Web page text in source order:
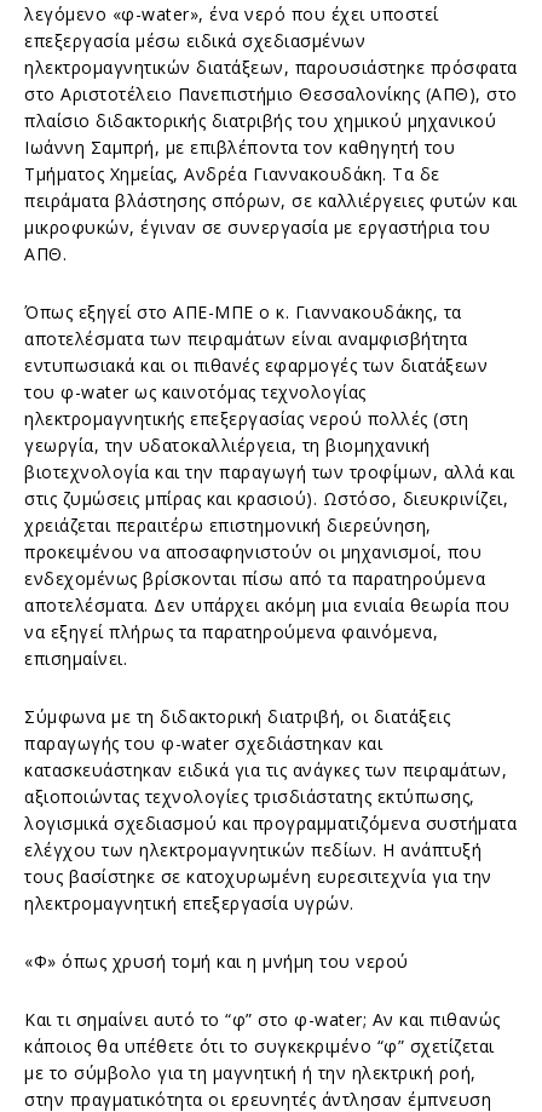
λεγόμενο «φ-water», ένα νερό που έχει υποστεί
επεξεργασία μέσω ειδικά σχεδιασμένων
ηλεκτρομαγνητικών διατάξεων, παρουσιάστηκε πρόσφατα
στο Αριστοτέλειο Πανεπιστήμιο Θεσσαλονίκης (ΑΠΘ), στο
πλαίσιο διδακτορικής διατριβής του χημικού μηχανικού
Ιωάννη Σαμπρή, με επιβλέποντα τον καθηγητή του
Τμήματος Χημείας, Ανδρέα Γιαννακουδάκη. Τα δε
πειράματα βλάστησης σπόρων, σε καλλιέργειες φυτών και
μικροφυκών, έγιναν σε συνεργασία με εργαστήρια του
ΑΠΘ.
Όπως εξηγεί στο ΑΠΕ-ΜΠΕ ο κ. Γιαννακουδάκης, τα
αποτελέσματα των πειραμάτων είναι αναμφισβήτητα
εντυπωσιακά και οι πιθανές εφαρμογές των διατάξεων
του φ-water ως καινοτόμας τεχνολογίας
ηλεκτρομαγνητικής επεξεργασίας νερού πολλές (στη
γεωργία, την υδατοκαλλιέργεια, τη βιομηχανική
βιοτεχνολογία και την παραγωγή των τροφίμων, αλλά και
στις ζυμώσεις μπίρας και κρασιού). Ωστόσο, διευκρινίζει,
χρειάζεται περαιτέρω επιστημονική διερεύνηση,
προκειμένου να αποσαφηνιστούν οι μηχανισμοί, που
ενδεχομένως βρίσκονται πίσω από τα παρατηρούμενα
αποτελέσματα. Δεν υπάρχει ακόμη μια ενιαία θεωρία που
να εξηγεί πλήρως τα παρατηρούμενα φαινόμενα,
επισημαίνει.
Σύμφωνα με τη διδακτορική διατριβή, οι διατάξεις
παραγωγής του φ-water σχεδιάστηκαν και
κατασκευάστηκαν ειδικά για τις ανάγκες των πειραμάτων,
αξιοποιώντας τεχνολογίες τρισδιάστατης εκτύπωσης,
λογισμικά σχεδιασμού και προγραμματιζόμενα συστήματα
ελέγχου των ηλεκτρομαγνητικών πεδίων. Η ανάπτυξή
τους βασίστηκε σε κατοχυρωμένη ευρεσιτεχνία για την
ηλεκτρομαγνητική επεξεργασία υγρών.
«Φ» όπως χρυσή τομή και η μνήμη του νερού
Και τι σημαίνει αυτό το “φ” στο φ-water; Αν και πιθανώς
κάποιος θα υπέθετε ότι το συγκεκριμένο “φ” σχετίζεται
με το σύμβολο για τη μαγνητική ή την ηλεκτρική ροή,
στην πραγματικότητα οι ερευνητές άντλησαν έμπνευση